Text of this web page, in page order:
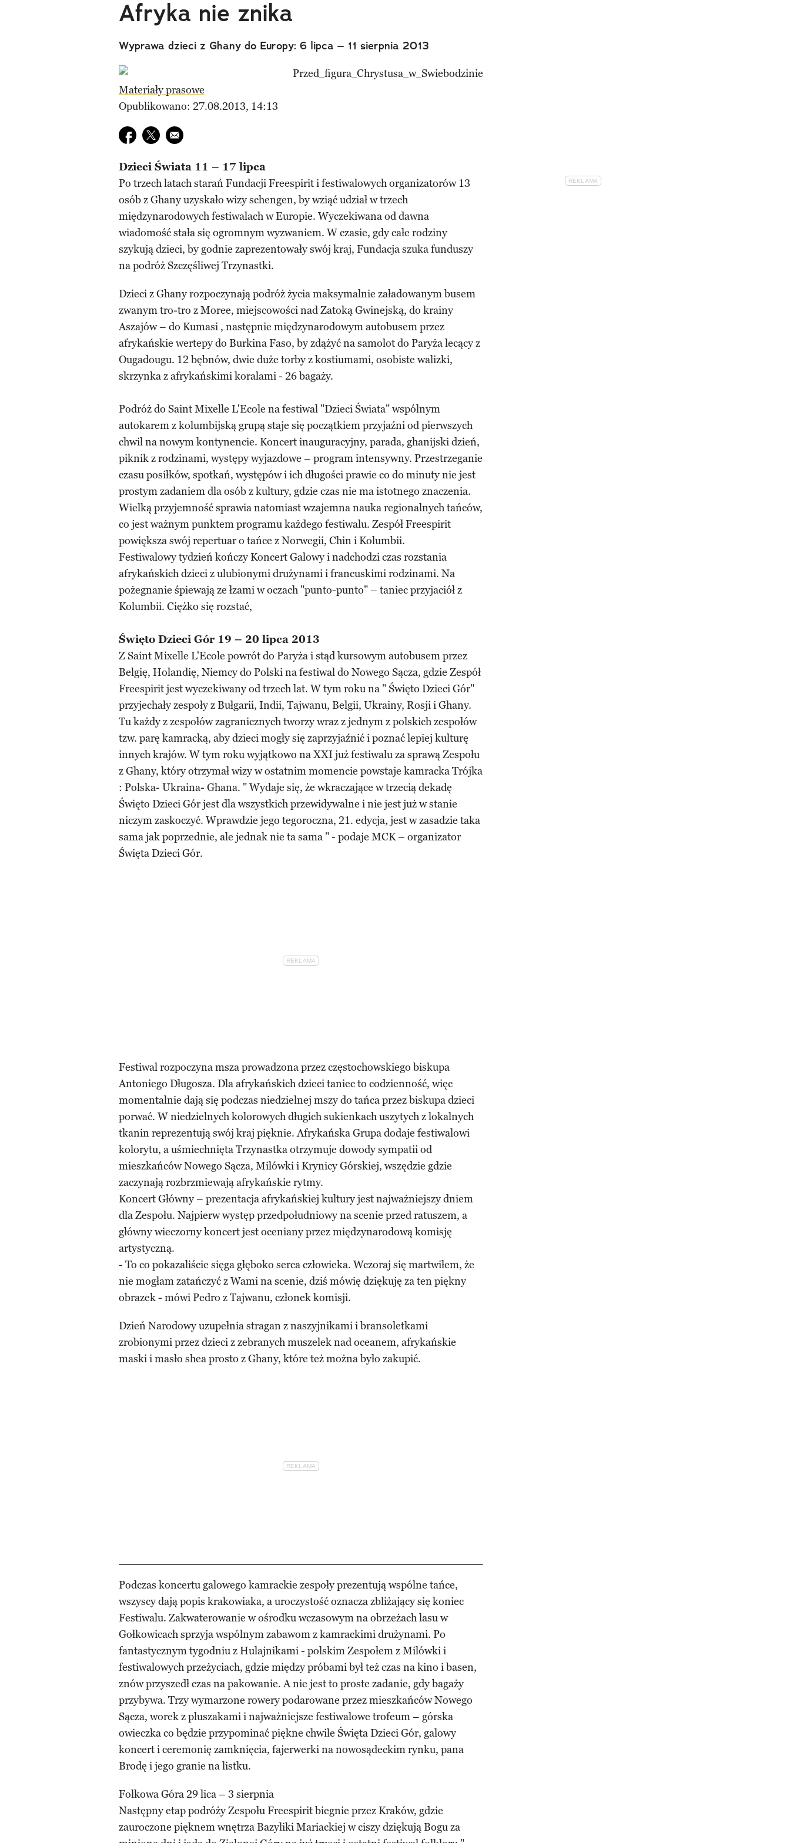
Afryka nie znika
Wyprawa dzieci z Ghany do Europy: 6 lipca – 11 sierpnia 2013
Materiały prasowe
Opublikowano: 27.08.2013, 14:13
Udostępnij na facebook
Udostępnij na twitter
E-mail do przyjaciela
Dzieci Świata 11 – 17 lipca
Po trzech latach starań Fundacji Freespirit i festiwalowych organizatorów 13
osób z Ghany uzyskało wizy schengen, by wziąć udział w trzech
międzynarodowych festiwalach w Europie. Wyczekiwana od dawna
wiadomość stała się ogromnym wyzwaniem. W czasie, gdy całe rodziny
szykują dzieci, by godnie zaprezentowały swój kraj, Fundacja szuka funduszy
na podróż Szczęśliwej Trzynastki.
Dzieci z Ghany rozpoczynają podróż życia maksymalnie załadowanym busem
zwanym tro-tro z Moree, miejscowości nad Zatoką Gwinejską, do krainy
Aszajów – do Kumasi , następnie międzynarodowym autobusem przez
afrykańskie wertepy do Burkina Faso, by zdążyć na samolot do Paryża lecący z
Ougadougu. 12 bębnów, dwie duże torby z kostiumami, osobiste walizki,
skrzynka z afrykańskimi koralami - 26 bagaży.
Podróż do Saint Mixelle L'Ecole na festiwal "Dzieci Świata" wspólnym
autokarem z kolumbijską grupą staje się początkiem przyjaźni od pierwszych
chwil na nowym kontynencie. Koncert inauguracyjny, parada, ghanijski dzień,
piknik z rodzinami, występy wyjazdowe – program intensywny. Przestrzeganie
czasu posiłków, spotkań, występów i ich długości prawie co do minuty nie jest
prostym zadaniem dla osób z kultury, gdzie czas nie ma istotnego znaczenia.
Wielką przyjemność sprawia natomiast wzajemna nauka regionalnych tańców,
co jest ważnym punktem programu każdego festiwalu. Zespół Freespirit
powiększa swój repertuar o tańce z Norwegii, Chin i Kolumbii.
Festiwalowy tydzień kończy Koncert Galowy i nadchodzi czas rozstania
afrykańskich dzieci z ulubionymi drużynami i francuskimi rodzinami. Na
pożegnanie śpiewają ze łzami w oczach "punto-punto" – taniec przyjaciół z
Kolumbii. Ciężko się rozstać,
Święto Dzieci Gór 19 – 20 lipca 2013
Z Saint Mixelle L'Ecole powrót do Paryża i stąd kursowym autobusem przez
Belgię, Holandię, Niemcy do Polski na festiwal do Nowego Sącza, gdzie Zespół
Freespirit jest wyczekiwany od trzech lat. W tym roku na " Święto Dzieci Gór"
przyjechały zespoły z Bułgarii, Indii, Tajwanu, Belgii, Ukrainy, Rosji i Ghany.
Tu każdy z zespołów zagranicznych tworzy wraz z jednym z polskich zespołów
tzw. parę kamracką, aby dzieci mogły się zaprzyjaźnić i poznać lepiej kulturę
innych krajów. W tym roku wyjątkowo na XXI już festiwalu za sprawą Zespołu
z Ghany, który otrzymał wizy w ostatnim momencie powstaje kamracka Trójka
: Polska- Ukraina- Ghana. " Wydaje się, że wkraczające w trzecią dekadę
Święto Dzieci Gór jest dla wszystkich przewidywalne i nie jest już w stanie
niczym zaskoczyć. Wprawdzie jego tegoroczna, 21. edycja, jest w zasadzie taka
sama jak poprzednie, ale jednak nie ta sama " - podaje MCK – organizator
Święta Dzieci Gór.
Festiwal rozpoczyna msza prowadzona przez częstochowskiego biskupa
Antoniego Długosza. Dla afrykańskich dzieci taniec to codzienność, więc
momentalnie dają się podczas niedzielnej mszy do tańca przez biskupa dzieci
porwać. W niedzielnych kolorowych długich sukienkach uszytych z lokalnych
tkanin reprezentują swój kraj pięknie. Afrykańska Grupa dodaje festiwalowi
kolorytu, a uśmiechnięta Trzynastka otrzymuje dowody sympatii od
mieszkańców Nowego Sącza, Milówki i Krynicy Górskiej, wszędzie gdzie
zaczynają rozbrzmiewają afrykańskie rytmy.
Koncert Główny – prezentacja afrykańskiej kultury jest najważniejszy dniem
dla Zespołu. Najpierw występ przedpołudniowy na scenie przed ratuszem, a
główny wieczorny koncert jest oceniany przez międzynarodową komisję
artystyczną.
- To co pokazaliście sięga głęboko serca człowieka. Wczoraj się martwiłem, że
nie mogłam zatańczyć z Wami na scenie, dziś mówię dziękuję za ten piękny
obrazek - mówi Pedro z Tajwanu, członek komisji.
Dzień Narodowy uzupełnia stragan z naszyjnikami i bransoletkami
zrobionymi przez dzieci z zebranych muszelek nad oceanem, afrykańskie
maski i masło shea prosto z Ghany, które też można było zakupić.
Podczas koncertu galowego kamrackie zespoły prezentują wspólne tańce,
wszyscy dają popis krakowiaka, a uroczystość oznacza zbliżający się koniec
Festiwalu. Zakwaterowanie w ośrodku wczasowym na obrzeżach lasu w
Gołkowicach sprzyja wspólnym zabawom z kamrackimi drużynami. Po
fantastycznym tygodniu z Hulajnikami - polskim Zespołem z Milówki i
festiwalowych przeżyciach, gdzie między próbami był też czas na kino i basen,
znów przyszedł czas na pakowanie. A nie jest to proste zadanie, gdy bagaży
przybywa. Trzy wymarzone rowery podarowane przez mieszkańców Nowego
Sącza, worek z pluszakami i najważniejsze festiwalowe trofeum – górska
owieczka co będzie przypominać piękne chwile Święta Dzieci Gór, galowy
koncert i ceremonię zamknięcia, fajerwerki na nowosądeckim rynku, pana
Brodę i jego granie na listku.
Folkowa Góra 29 lica – 3 sierpnia
Następny etap podróży Zespołu Freespirit biegnie przez Kraków, gdzie
zauroczone pięknem wnętrza Bazyliki Mariackiej w ciszy dziękują Bogu za